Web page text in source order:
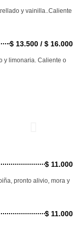
y vainilla..Caliente
$ 13.500 / $ 16.000
y limonaria. Caliente o
$ 11.000
pronto alivio, mora y
$ 11.000